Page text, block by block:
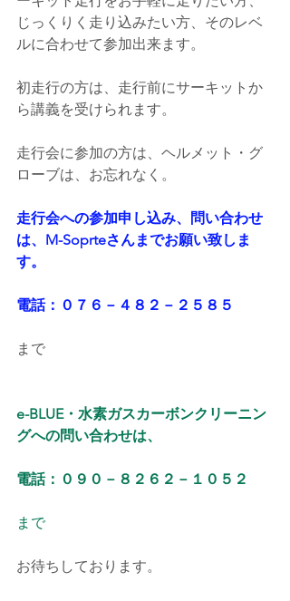
じっくりく走り込みたい方、そのレベ
ルに合わせて参加出来ます。
初走行の方は、走行前にサーキットか
ら講義を受けられます。
走行会に参加の方は、ヘルメット・グ
ローブは、お忘れなく。
走行会への参加申し込み、問い合わせ
は、M-Soprteさんまでお願い致しま
す。
電話：０７６－４８２－２５８５
まで
e-BLUE・水素ガスカーボンクリーニン
グへの問い合わせは、
電話：０９０－８２６２－１０５２
まで
お待ちしております。